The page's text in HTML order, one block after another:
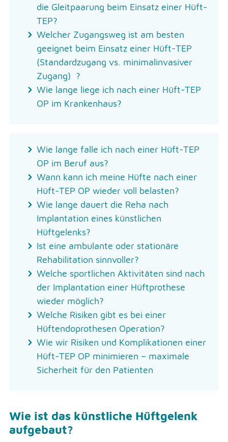
die Gleitpaarung beim Einsatz einer Hüft-
TEP?
Welcher Zugangsweg ist am besten
geeignet beim Einsatz einer Hüft-TEP
(Standardzugang vs. minimalinvasiver
Zugang) ?
Wie lange liege ich nach einer Hüft-TEP
OP im Krankenhaus?
Wie lange falle ich nach einer Hüft-TEP
OP im Beruf aus?
Wann kann ich meine Hüfte nach einer
Hüft-TEP OP wieder voll belasten?
Wie lange dauert die Reha nach
Implantation eines künstlichen
Hüftgelenks?
Ist eine ambulante oder stationäre
Rehabilitation sinnvoller?
Welche sportlichen Aktivitäten sind nach
der Implantation einer Hüftprothese
wieder möglich?
Welche Risiken gibt es bei einer
Hüftendoprothesen Operation?
Wie wir Risiken und Komplikationen einer
Hüft-TEP OP minimieren – maximale
Sicherheit für den Patienten
Wie ist das künstliche Hüftgelenk
aufgebaut?